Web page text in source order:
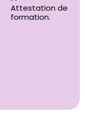
Attestation de
formation.